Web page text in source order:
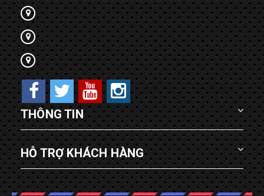
THÔNG TIN
HỖ TRỢ KHÁCH HÀNG